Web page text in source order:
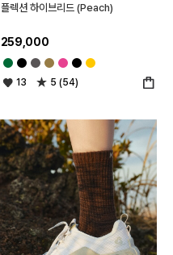
플렉션 하이브리드 (Peach)
259,000
13 5 (54)